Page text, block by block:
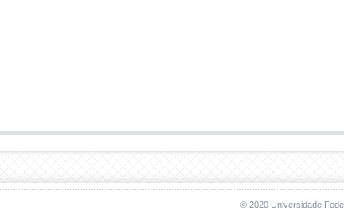
© 2020 Universidade